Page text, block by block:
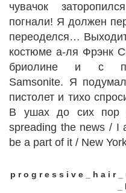
чувачок
погнали! Я должен
переоделся…
костюме а-ля Фрэнк
бриолине и с
Samsonite. Я
пистолет и тихо
В ушах до сих пор
spreading the news / I
be a part of it / New
p r o g r e s s i v e _ h a i r